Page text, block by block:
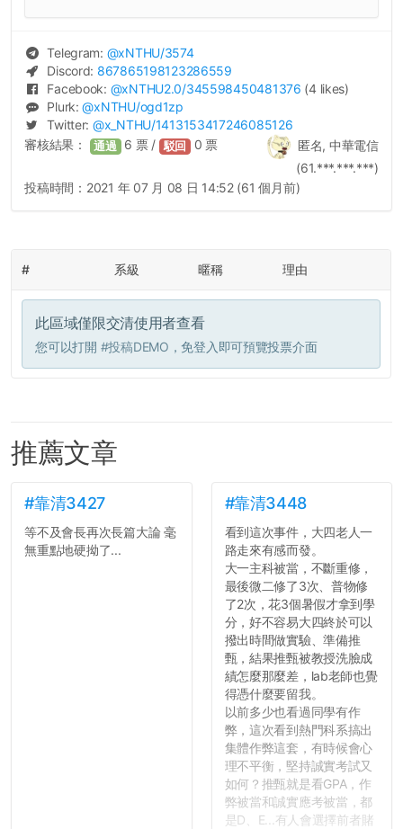
Telegram: @xNTHU/3574
Discord: 867865198123286559
Facebook: @xNTHU2.0/345598450481376 (4 likes)
Plurk:@xNTHU/ogd1zp
Twitter: @x_NTHU/1413153417246085126
匿名, 中華電信
(61.***.***.***)
審核結果： 通過 6 票 / 駁回 0 票
投稿時間： 2021 年 07 月 08 日 14:52 (61 個月前)
# 系級 暱稱 理由
此區域僅限交清使用者查看
您可以打開 #投稿DEMO ，免登入即可預覽投票介面
推薦文章
#靠清3427
等不及會長再次長篇大論 毫
無重點地硬拗了...
#靠清3448
看到這次事件，大四老人一
路走來有感而發。
大一主科被當，不斷重修，
最後微二修了3次、普物修
了2次，花3個暑假才拿到學
分，好不容易大四終於可以
撥出時間做實驗、準備推
甄，結果推甄被教授洗臉成
績怎麼那麼差，lab老師也覺
得憑什麼要留我。
以前多少也看過同學有作
弊，這次看到熱門科系搞出
集體作弊這套，有時候會心
理不平衡，堅持誠實考試又
如何？推甄就是看GPA，作
弊被當和誠實應考被當，都
是D、E...有人會選擇前者賭